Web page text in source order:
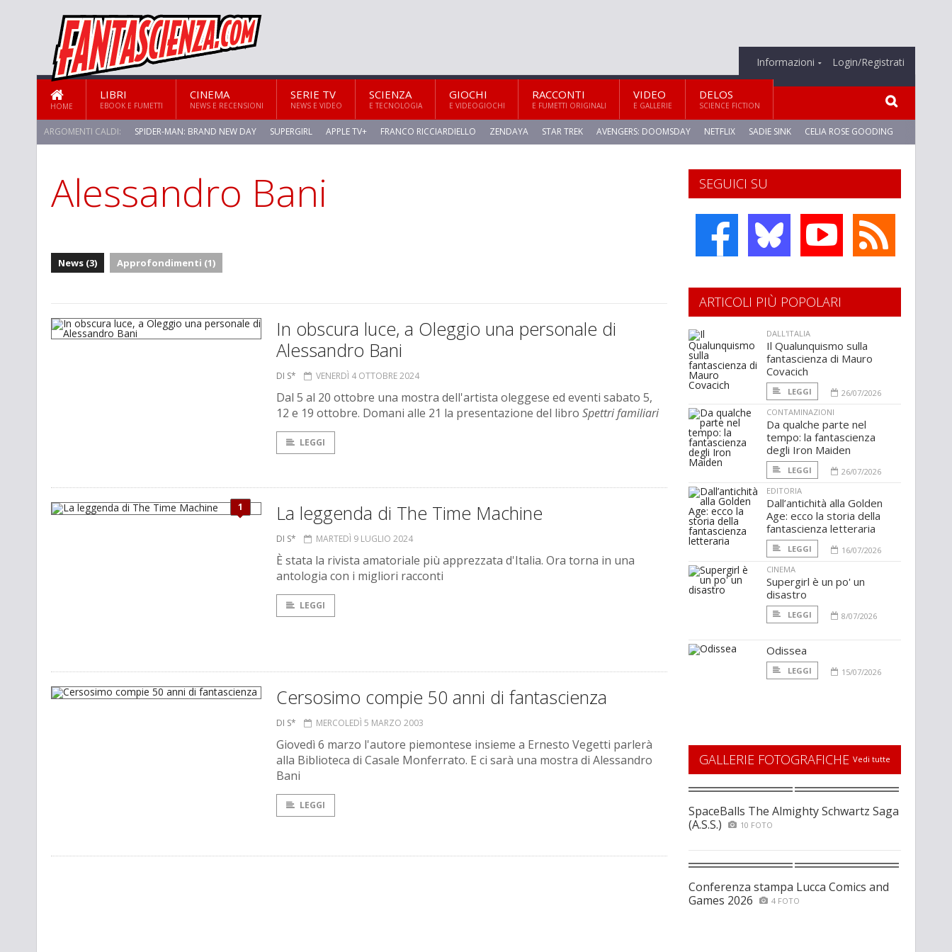
Informazioni Login/Registrati
HOME
LIBRI
EBOOK E FUMETTI
CINEMA
NEWS E RECENSIONI
SERIE TV
NEWS E VIDEO
SCIENZA
E TECNOLOGIA
GIOCHI
E VIDEOGIOCHI
RACCONTI
E FUMETTI ORIGINALI
VIDEO
E GALLERIE
DELOS
SCIENCE FICTION
ARGOMENTI CALDI: SPIDER-MAN: BRAND NEW DAY SUPERGIRL APPLE TV+ FRANCO RICCIARDIELLO ZENDAYA STAR TREK AVENGERS: DOOMSDAY NETFLIX SADIE SINK CELIA ROSE GOODING
Alessandro Bani
News (3) Approfondimenti (1)
In obscura luce, a Oleggio una personale di
Alessandro Bani
DI S* VENERDÌ 4 OTTOBRE 2024
Dal 5 al 20 ottobre una mostra dell'artista oleggese ed eventi sabato 5,
12 e 19 ottobre. Domani alle 21 la presentazione del libro Spettri familiari
LEGGI
1 La leggenda di The Time Machine
DI S* MARTEDÌ 9 LUGLIO 2024
È stata la rivista amatoriale più apprezzata d'Italia. Ora torna in una
antologia con i migliori racconti
LEGGI
Cersosimo compie 50 anni di fantascienza
DI S* MERCOLEDÌ 5 MARZO 2003
Giovedì 6 marzo l'autore piemontese insieme a Ernesto Vegetti parlerà
alla Biblioteca di Casale Monferrato. E ci sarà una mostra di Alessandro
Bani
LEGGI
SEGUICI SU
ARTICOLI PIÙ POPOLARI
DALL'ITALIA
Il Qualunquismo sulla
fantascienza di Mauro
Covacich
LEGGI
26/07/2026
CONTAMINAZIONI
Da qualche parte nel
tempo: la fantascienza
degli Iron Maiden
LEGGI
26/07/2026
EDITORIA
Dall’antichità alla Golden
Age: ecco la storia della
fantascienza letteraria
LEGGI
16/07/2026
CINEMA
Supergirl è un po' un
disastro
LEGGI 8/07/2026
Odissea
LEGGI 15/07/2026
GALLERIE FOTOGRAFICHE Vedi tutte
SpaceBalls The Almighty Schwartz Saga
(A.S.S.)
10 FOTO
Conferenza stampa Lucca Comics and
Games 2026
4 FOTO